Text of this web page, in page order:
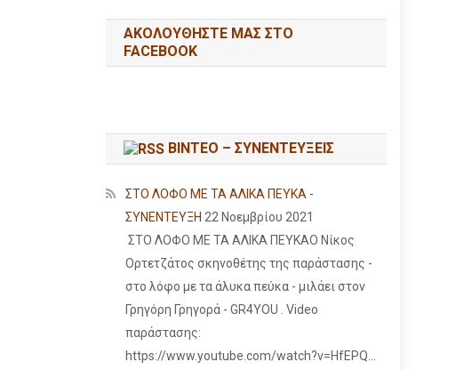
ΑΚΟΛΟΥΘΉΣΤΕ ΜΑΣ ΣΤΟ
FACEBOOK
ΒΙΝΤΕΟ – ΣΥΝΕΝΤΕΥΞΕΙΣ
ΣΤΟ ΛΟΦΟ ΜΕ ΤΑ ΑΛΙΚΑ ΠΕΥΚΑ -
ΣΥΝΕΝΤΕΥΞΗ 22 Νοεμβρίου 2021
ΣΤΟ ΛΟΦΟ ΜΕ ΤΑ ΑΛΙΚΑ ΠΕΥΚΑΟ Νίκος
Ορτετζάτος σκηνοθέτης της παράστασης -
στο λόφο με τα άλυκα πεύκα - μιλάει στον
Γρηγόρη Γρηγορά - GR4YOU . Video
παράστασης:
https://www.youtube.com/watch?v=HfEPQ...